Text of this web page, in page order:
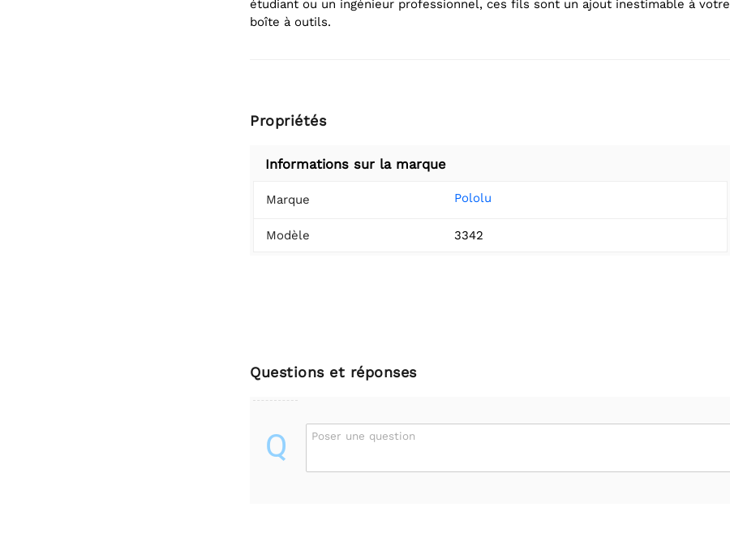
étudiant ou un ingénieur professionnel, ces fils sont un ajout inestimable à votre
boîte à outils.
Propriétés
Informations sur la marque
Marque Pololu
Modèle 3342
Questions et réponses
Q Poser une question